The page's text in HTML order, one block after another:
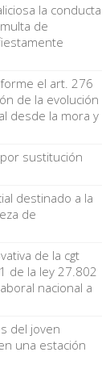
la conducta
de
el art. 276
de la evolución
desde la mora y
sustitución
destinado a la
de
de la cgt
de la ley 27.802
nacional a
del joven
una estación